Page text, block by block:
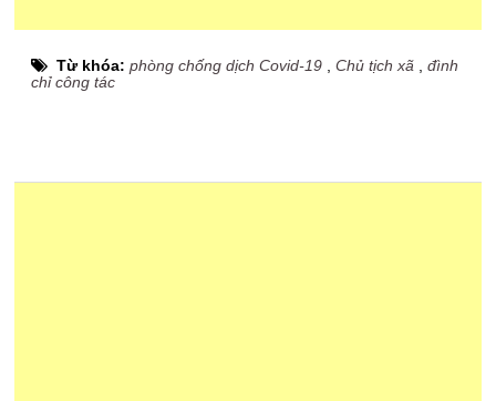
Từ khóa:phòng chống dịch Covid-19 ,Chủ tịch xã ,đình
chỉ công tác